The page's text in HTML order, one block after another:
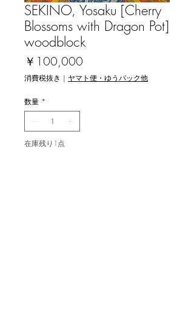
SEKINO, Yosaku [Cherry
Blossoms with Dragon Pot]
woodblock
￥100,000
格
消費税抜き | ヤマト便・ゆうパック他
数量 *
在庫残り1点